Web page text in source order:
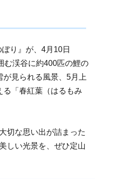
り』が、4月10日
む渓谷に約400匹の鯉の
見られる風景、5月上
「春紅葉（はるもみ
切な思い出が詰まった
しい光景を、ぜひ定山